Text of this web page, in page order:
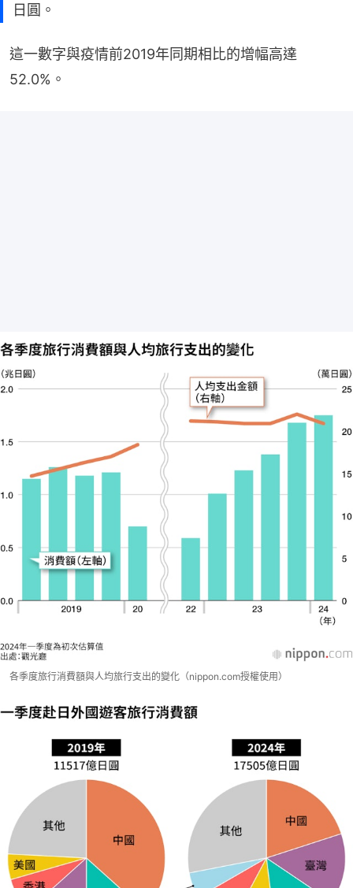
日圓。
這一數字與疫情前2019年同期相比的增幅高達
52.0%。
各季度旅行消費額與人均旅行支出的變化（nippon.com授權使用）